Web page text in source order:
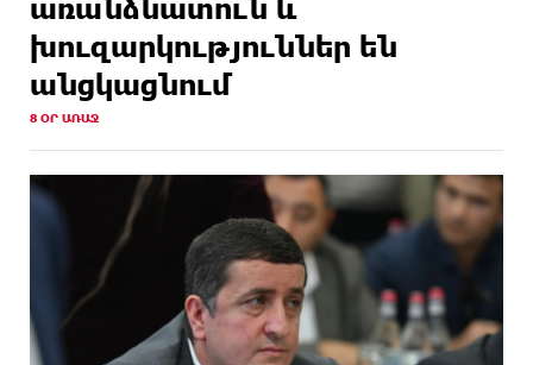
առանձնատուն և
խուզարկություններ են
անցկացնում
8 ՕՐ ԱՌԱՋ